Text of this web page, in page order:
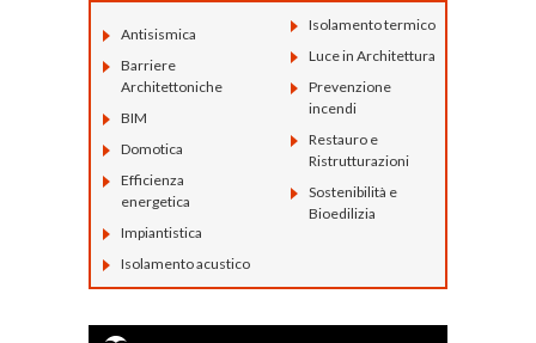
Antisismica
Barriere
Architettoniche
BIM
Domotica
Efficienza
energetica
Impiantistica
Isolamento acustico
Isolamento termico
Luce in Architettura
Prevenzione
incendi
Restauro e
Ristrutturazioni
Sostenibilità e
Bioedilizia